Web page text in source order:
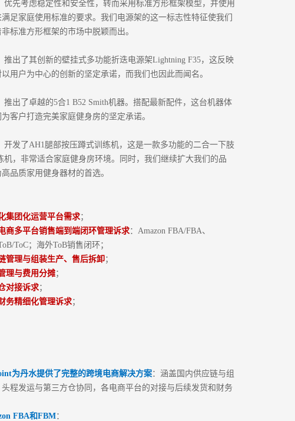
优先考虑稳定性和安全性，转而采用标准方形框架模型，并使用
满足家庭使用标准的要求。我们电源架的这一标志性特征使我们
标准方形框架的市场中脱颖而出。
推出了其创新的壁挂式多功能折迭电源架Lightning F35，这反映
以用户为中心的创新的坚定承诺，而我们也因此而闻名。
推出了卓越的5合1 B52 Smith机器。搭配最新配件，这台机器体
客户打造完美家庭健身房的坚定承诺。
开发了AH1腿部按压蹲式训练机，这是一款多功能的二合一下肢
机，非常适合家庭健身房环境。同时，我们继续扩大我们的品
品质家用健身器材的首选。
集团化运营平台需求；
商多平台销售端到端闭环管理诉求：Amazon FBA/FBA、
ToC；海外ToB销售闭环；
管理与组装生产、售后拆卸；
理与费用分摊；
对接诉求；
务精细化管理诉求；
为丹水提供了完整的跨境电商解决方案：涵盖国内供应链与组
程发运与第三方仓协同，各电商平台的对接与后续发货和财务
FBA和FBM：